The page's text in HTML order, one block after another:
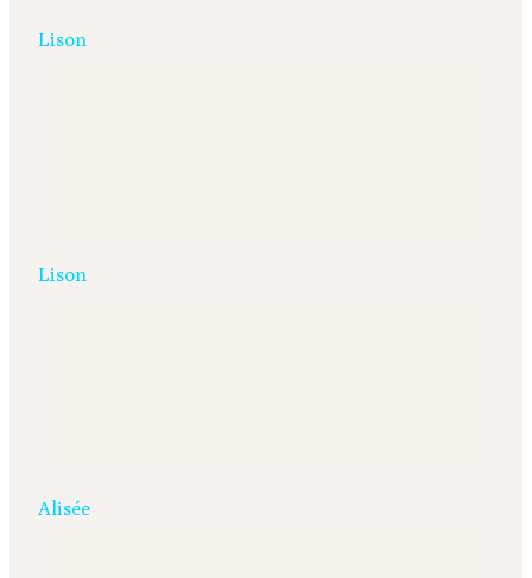
Lison
Lison
Alisée